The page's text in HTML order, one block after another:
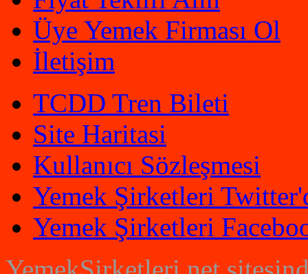
Üye Yemek Firması Ol
İletişim
TCDD Tren Bileti
Site Haritasi
Kullanıcı Sözleşmesi
Yemek Şirketleri
Yemek Şirketleri